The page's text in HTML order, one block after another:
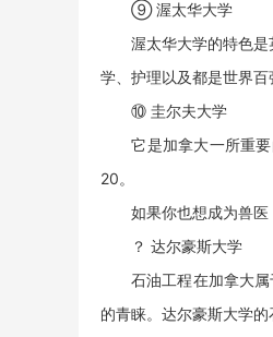
⑨ 渥太华大学
渥太华大学的特色是
学、护理以及都是世界百
⑩ 圭尔夫大学
它是加拿大一所重要
20。
如果你也想成为兽医，
？ 达尔豪斯大学
石油工程在加拿大属
的青睐。达尔豪斯大学的